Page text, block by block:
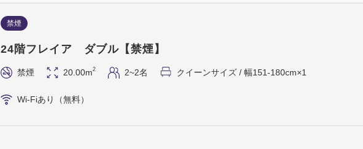
禁煙
24階フレイア ダブル【禁煙】
禁煙 20.00m2 2~2名 クイーンサイズ / 幅151-180cm×1
Wi-Fiあり（無料）